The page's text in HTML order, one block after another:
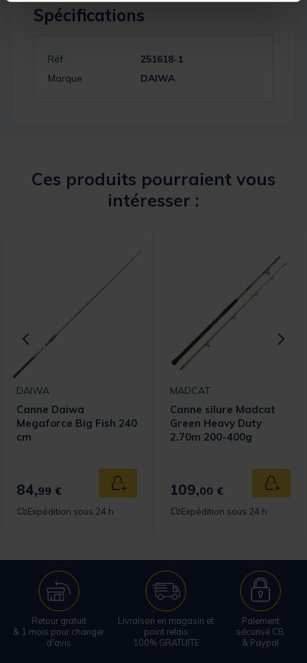
Spécifications
Réf.
251618-1
Marque
DAIWA
Ces produits pourraient vous
intéresser :
panier
DAIWA
Canne Daiwa
Megaforce Big Fish 240
cm
84,99 € Ajouter au panier
Expédition sous 24 h
MADCAT
Canne silure Madcat
Green Heavy Duty
2.70m 200-400g
109,00 €
Expédition sous 24 h
Retour gratuit
& 1 mois pour changer
d'avis
Livraison en magasin et
point relais
100% GRATUITE
Paiement
sécurisé CB
& Paypal